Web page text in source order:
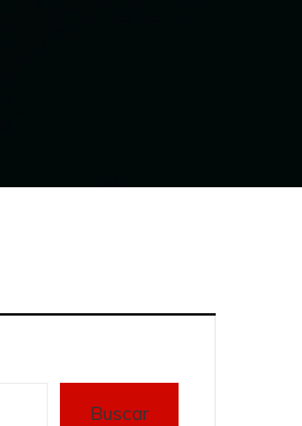
Buscar